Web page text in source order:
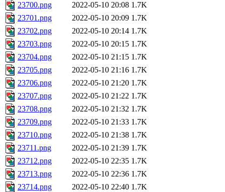
23700.png
2022-05-10 20:08 1.7K
23701.png
2022-05-10 20:09 1.7K
23702.png
2022-05-10 20:14 1.7K
23703.png
2022-05-10 20:15 1.7K
23704.png
2022-05-10 21:15 1.7K
23705.png
2022-05-10 21:16 1.7K
23706.png
2022-05-10 21:20 1.7K
23707.png
2022-05-10 21:22 1.7K
23708.png
2022-05-10 21:32 1.7K
23709.png
2022-05-10 21:33 1.7K
23710.png
2022-05-10 21:38 1.7K
23711.png
2022-05-10 21:39 1.7K
23712.png
2022-05-10 22:35 1.7K
23713.png
2022-05-10 22:36 1.7K
23714.png
2022-05-10 22:40 1.7K